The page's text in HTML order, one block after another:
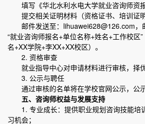
填写《华北水利水电大学就业咨询师资
提交相关证明材料（资格证书、培训证
邮件发送至：lihuawei628@126.com，
“就业咨询师报名+单位名称+姓名+工作校区
名+XX学院+李XX+XX校区）。
2. 资格审查
就业指导中心对申请材料进行审核，择
3. 公示与聘任
通过审核的名单将在学校官网公示，公
五、咨询师权益与发展支持
1. 专业成长：提供职业规划咨询技能培
习机会；